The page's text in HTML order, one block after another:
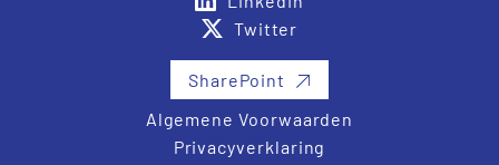
Twitter
SharePoint
Algemene Voorwaarden
Privacyverklaring